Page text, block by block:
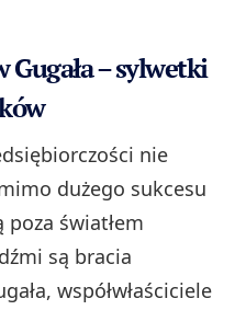
Gugała – sylwetki
nie
dużego sukcesu
światłem
są bracia
współwłaściciele